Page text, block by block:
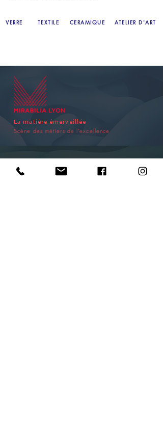
VERRE TEXTILE CERAMIQUE ATELIER D'ART
La matière émerveillée
Scène des métiers de l’excellence